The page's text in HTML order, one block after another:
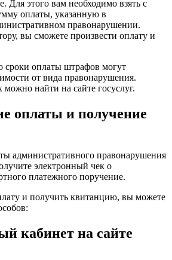
Для этого вам необходимо взять с
оплаты, указанную в
правонарушении.
вы сможете произвести оплату и
сроки оплаты штрафов могут
от вида правонарушения.
найти на сайте госуслуг.
оплаты и получение
административного правонарушения
электронный чек о
платежного поручение.
и получить квитанцию, вы можете
кабинет на сайте